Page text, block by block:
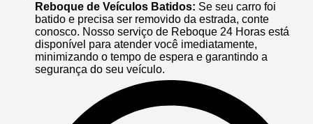
Reboque de Veículos Batidos: Se seu carro foi
batido e precisa ser removido da estrada, conte
conosco. Nosso serviço de Reboque 24 Horas está
disponível para atender você imediatamente,
minimizando o tempo de espera e garantindo a
segurança do seu veículo.